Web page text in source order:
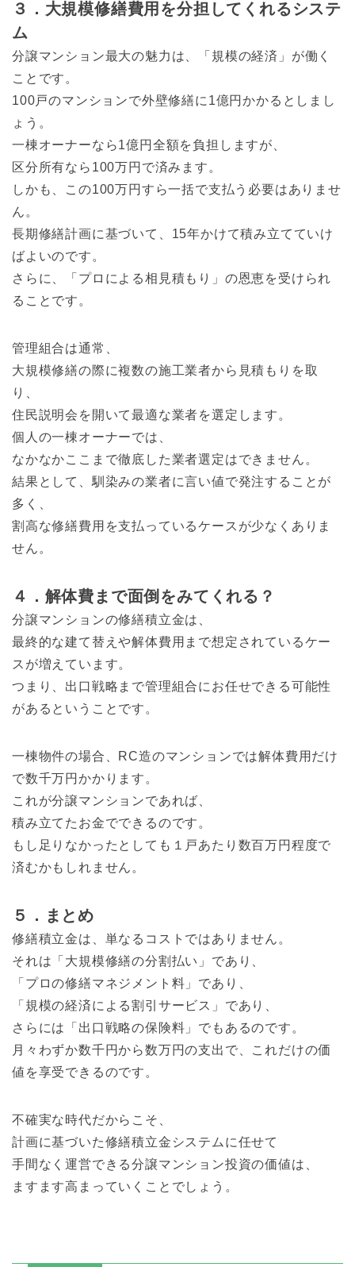
３．大規模修繕費用を分担してくれるシステ
ム
分譲マンション最大の魅力は、「規模の経済」が働く
ことです。
100戸のマンションで外壁修繕に1億円かかるとしまし
ょう。
一棟オーナーなら1億円全額を負担しますが、
区分所有なら100万円で済みます。
しかも、この100万円すら一括で支払う必要はありませ
ん。
長期修繕計画に基づいて、15年かけて積み立てていけ
ばよいのです。
さらに、「プロによる相見積もり」の恩恵を受けられ
ることです。
管理組合は通常、
大規模修繕の際に複数の施工業者から見積もりを取
り、
住民説明会を開いて最適な業者を選定します。
個人の一棟オーナーでは、
なかなかここまで徹底した業者選定はできません。
結果として、馴染みの業者に言い値で発注することが
多く、
割高な修繕費用を支払っているケースが少なくありま
せん。
４．解体費まで面倒をみてくれる？
分譲マンションの修繕積立金は、
最終的な建て替えや解体費用まで想定されているケー
スが増えています。
つまり、出口戦略まで管理組合にお任せできる可能性
があるということです。
一棟物件の場合、RC造のマンションでは解体費用だけ
で数千万円かかります。
これが分譲マンションであれば、
積み立てたお金でできるのです。
もし足りなかったとしても１戸あたり数百万円程度で
済むかもしれません。
５．まとめ
修繕積立金は、単なるコストではありません。
それは「大規模修繕の分割払い」であり、
「プロの修繕マネジメント料」であり、
「規模の経済による割引サービス」であり、
さらには「出口戦略の保険料」でもあるのです。
月々わずか数千円から数万円の支出で、これだけの価
値を享受できるのです。
不確実な時代だからこそ、
計画に基づいた修繕積立金システムに任せて
手間なく運営できる分譲マンション投資の価値は、
ますます高まっていくことでしょう。